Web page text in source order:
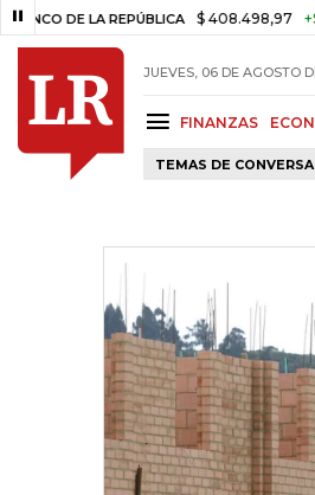
DE LA REPÚBLICA $ 408.498,97 +$
JUEVES, 06 DE AGOSTO
FINANZAS
TEMAS DE